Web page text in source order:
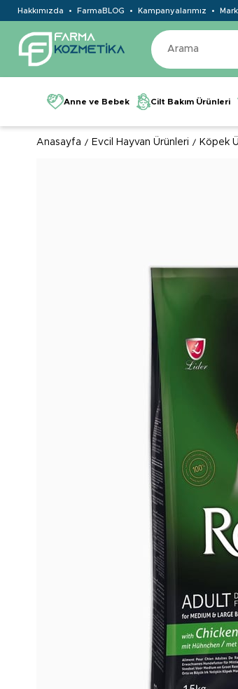
Hakkımızda FarmaBLOG Kampanyalarımız
Anne ve Bebek Cilt Bakım Ürünleri
Anasayfa Evcil Hayvan Ürünleri Köpek